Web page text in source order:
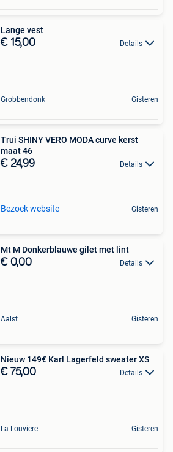
Lange vest
€ 15,00 Details
Grobbendonk Gisteren
Trui SHINY VERO MODA curve kerst
maat 46
€ 24,99 Details
Bezoek website Gisteren
Mt M Donkerblauwe gilet met lint
€ 0,00 Details
Aalst Gisteren
Nieuw 149€ Karl Lagerfeld sweater XS
€ 75,00 Details
La Louviere Gisteren